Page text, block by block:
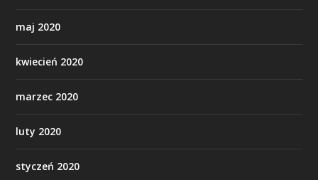
maj 2020
kwiecień 2020
marzec 2020
luty 2020
styczeń 2020